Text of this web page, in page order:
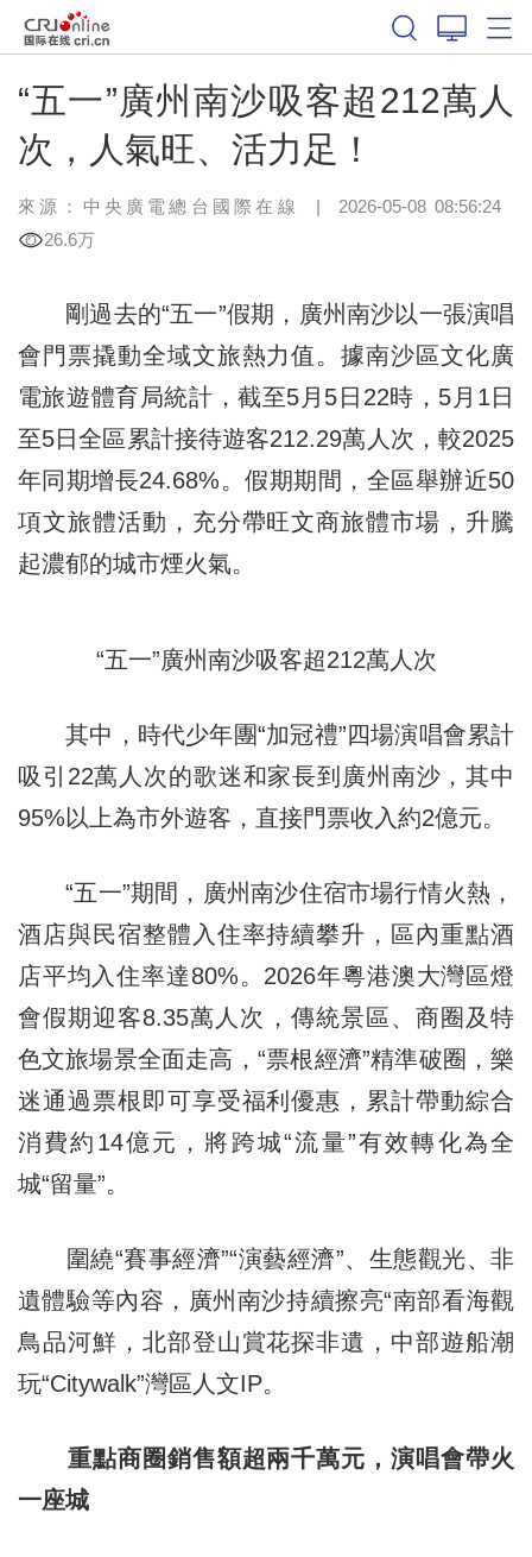
“五一”廣州南沙吸客超212萬人
次，人氣旺、活力足！
來源：中央廣電總台國際在線 | 2026-05-08 08:56:24
26.6万
剛過去的“五一”假期，廣州南沙以一張演唱
會門票撬動全域文旅熱力值。據南沙區文化廣
電旅遊體育局統計，截至5月5日22時，5月1日
至5日全區累計接待遊客212.29萬人次，較2025
年同期增長24.68%。假期期間，全區舉辦近50
項文旅體活動，充分帶旺文商旅體市場，升騰
起濃郁的城市煙火氣。
“五一”廣州南沙吸客超212萬人次
其中，時代少年團“加冠禮”四場演唱會累計
吸引22萬人次的歌迷和家長到廣州南沙，其中
95%以上為市外遊客，直接門票收入約2億元。
“五一”期間，廣州南沙住宿市場行情火熱，
酒店與民宿整體入住率持續攀升，區內重點酒
店平均入住率達80%。2026年粵港澳大灣區燈
會假期迎客8.35萬人次，傳統景區、商圈及特
色文旅場景全面走高，“票根經濟”精準破圈，樂
迷通過票根即可享受福利優惠，累計帶動綜合
消費約14億元，將跨城“流量”有效轉化為全
城“留量”。
圍繞“賽事經濟”“演藝經濟”、生態觀光、非
遺體驗等內容，廣州南沙持續擦亮“南部看海觀
鳥品河鮮，北部登山賞花探非遺，中部遊船潮
玩“Citywalk”灣區人文IP。
重點商圈銷售額超兩千萬元，演唱會帶火
一座城